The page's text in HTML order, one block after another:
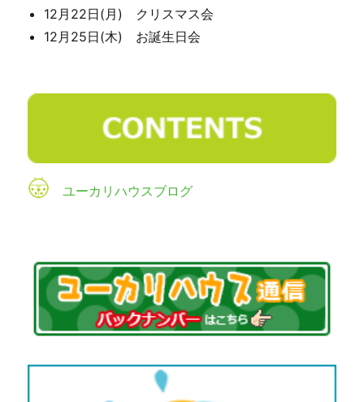
12月22日(月) クリスマス会
12月25日(木) お誕生日会
ユーカリハウスブログ